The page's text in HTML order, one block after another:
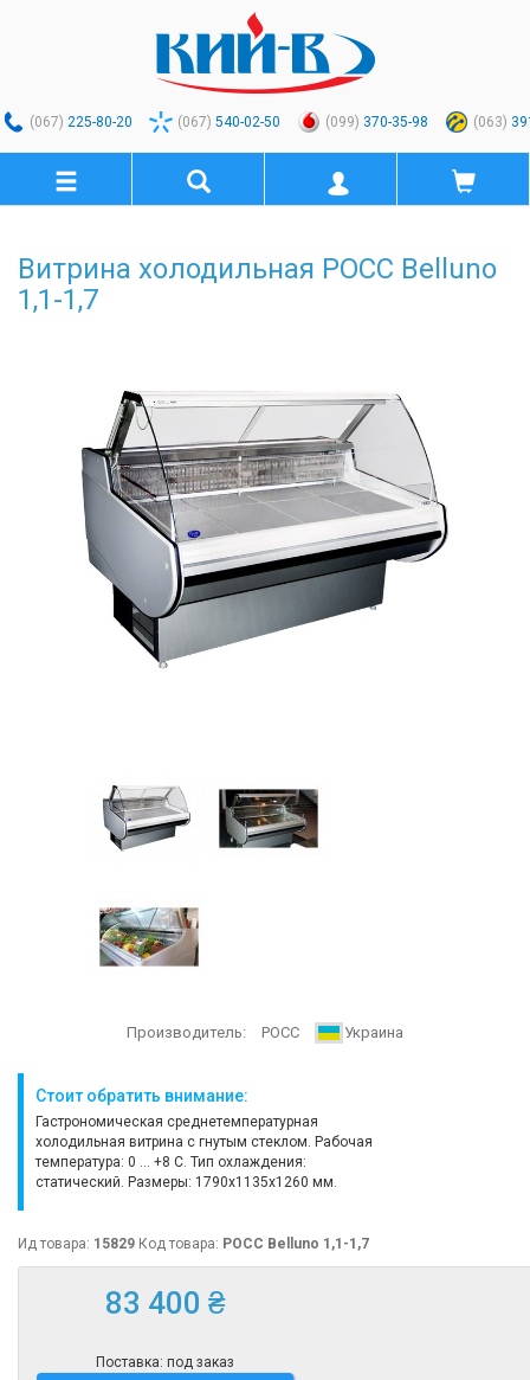
(067) 225-80-20 (067) 540-02-50 (099) 370-35-98 (063)
Витрина холодильная РОСС Belluno
1,1-1,7
Производитель: РОСС Украина
Стоит обратить внимание:
Гастрономическая среднетемпературная
холодильная витрина с гнутым стеклом. Рабочая
температура: 0 ... +8 C. Тип охлаждения:
статический. Размеры: 1790x1135x1260 мм.
Ид товара: 15829 Код товара: РОСС Belluno 1,1-1,7
83 400 ₴
Поставка: под заказ